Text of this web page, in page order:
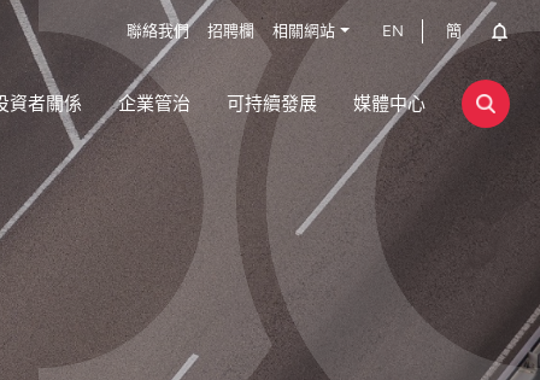
聯絡我們 招聘欄 相關網站 EN 簡
資者關係 企業管治 可持續發展 媒體中心